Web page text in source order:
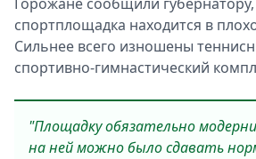
спортплощадка находится в
Сильнее всего изношены
спортивно-гимнастический
"Площадку обязательно
на ней можно было сдавать